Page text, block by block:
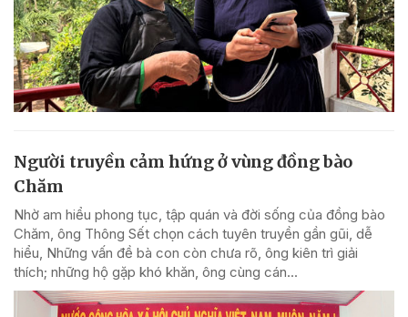
Người truyền cảm hứng ở vùng đồng bào
Chăm
Nhờ am hiểu phong tục, tập quán và đời sống của đồng bào
Chăm, ông Thông Sết chọn cách tuyên truyền gần gũi, dễ
hiểu, Những vấn đề bà con còn chưa rõ, ông kiên trì giải
thích; những hộ gặp khó khăn, ông cùng cán...